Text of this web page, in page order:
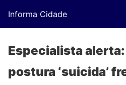
Informa Cidade
Especialista
postura ‘suicida’